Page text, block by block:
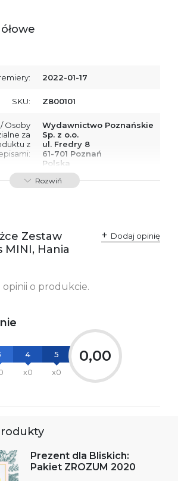
2022-01-17
SKU: Z800101
Osoby
za
z
Wydawnictwo Poznańskie
Sp. z o.o.
ul. Fredry 8
61-701 Poznań
Polska
kontakt@wydajenamsie.pl
+48 61 623 38 38
Rozwiń
Zestaw
MINI, Hania
Dodaj opinię
opinii o produkcie.
4
x0
5
x0
0,00
Prezent dla Bliskich:
Pakiet ZROZUM 2020